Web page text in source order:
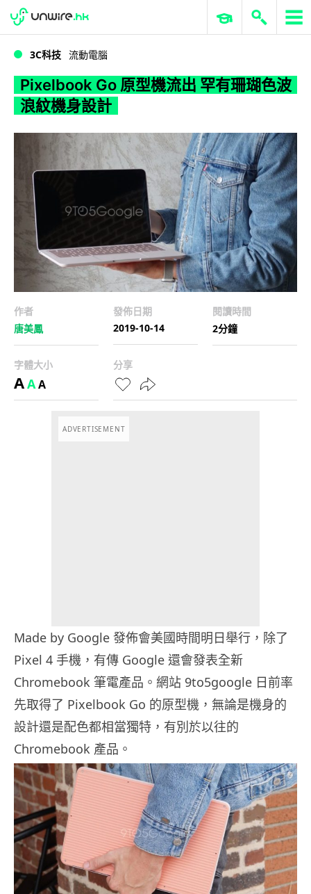
WWDC 2026 ERP 與商業 AI
3C科技 流動電腦
Pixelbook Go 原型機流出 罕有珊瑚色波
浪紋機身設計
作者
唐美鳳
發佈日期
2019-10-14
閱讀時間
2分鐘
字體大小
AAA
分享
ADVERTISEMENT
Made by Google 發佈會美國時間明日舉行，除了
Pixel 4 手機，有傳 Google 還會發表全新
Chromebook 筆電產品。網站 9to5google 日前率
先取得了 Pixelbook Go 的原型機，無論是機身的
設計還是配色都相當獨特，有別於以往的
Chromebook 產品。